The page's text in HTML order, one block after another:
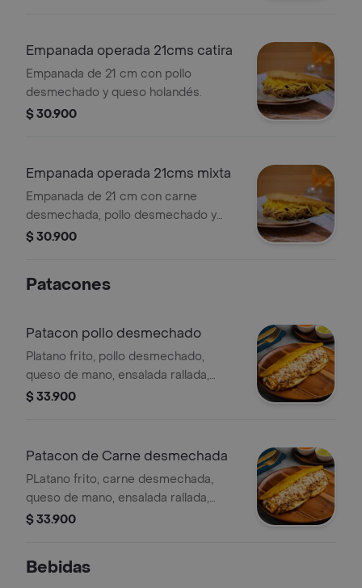
Empanada operada 21cms catira
Empanada de 21 cm con pollo
desmechado y queso holandés.
$ 30.900
Empanada operada 21cms mixta
Empanada de 21 cm con carne
desmechada, pollo desmechado y
queso amarillo holandés.
$ 30.900
Patacones
Patacon pollo desmechado
Platano frito, pollo desmechado,
queso de mano, ensalada rallada,
queso llanero, salsa rosada
$ 33.900
Patacon de Carne desmechada
PLatano frito, carne desmechada,
queso de mano, ensalada rallada,
queso llanero, salsa rosada
$ 33.900
Bebidas